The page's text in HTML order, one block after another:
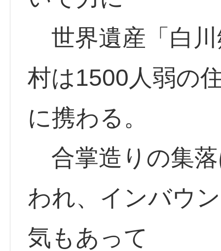
世界遺産「白川
村は1500人弱の
に携わる。
合掌造りの集
われ、インバウ
気もあって